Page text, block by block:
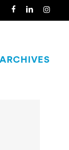
ARCHIVES